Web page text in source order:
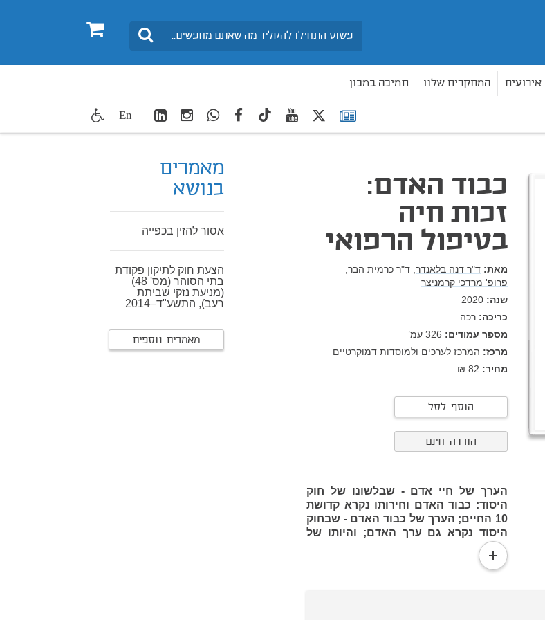
0 חיפוש
אירועים המחקרים שלנו תמיכה במכון
רשימת
תפוצה
twitter
youtube
TikTok
facebook
WhatsApp
Instagram
LinkedIn
En
כבוד האדם:
זכות חיה
בטיפול הרפואי
מאת: ד"ר דנה בלאנדר, ד"ר כרמית הבר,
פרופ' מרדכי קרמניצר
שנה: 2020
כריכה: רכה
מספר עמודים: 326 עמ’
מרכז: המרכז לערכים ולמוסדות דמוקרטיים
מחיר:
הוסף לסל
הורדה חינם
הערך של חיי אדם - שבלשונו של חוק
היסוד: כבוד האדם וחירותו נקרא קדושת
10 החיים; הערך של כבוד האדם - שבחוק
היסוד נקרא גם ערך האדם; והיותו של
האדם בן חורין - הם התשתית לזכויות
היסוד של האדם בישראל. שלושה אלה -
החיים, הכבוד האנושי והחירות - מרכיבים
read
more
מאמרים
בנושא
אסור להזין בכפייה
הצעת חוק לתיקון פקודת
בתי הסוהר (מס' 48)
(מניעת נזקי שביתת
רעב), התשע"ד–2014
מאמרים נוספים